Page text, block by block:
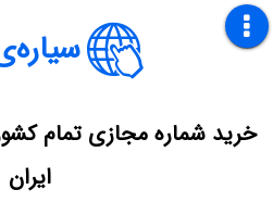
خرید شماره مجازی تمام
ایران